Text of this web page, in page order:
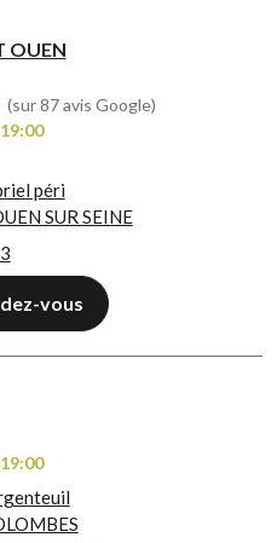
OUEN
(sur 87 avis Google)
péri
SUR SEINE
vous